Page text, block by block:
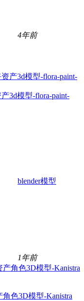
4年前
3d模型-flora-paint-
blender模型
1年前
色3D模型-Kanistra